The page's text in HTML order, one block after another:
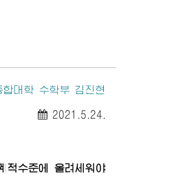
합대학 수학부 김진현
2021.5.24.
적수준에 올려세워야